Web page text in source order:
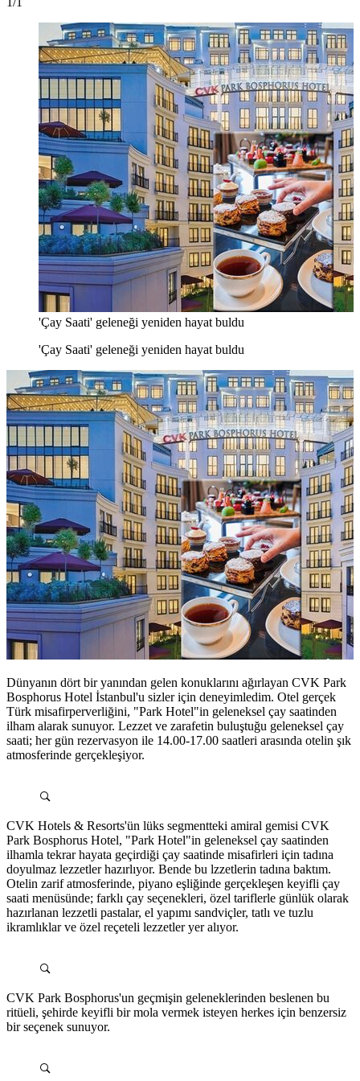
'Çay Saati' geleneği yeniden hayat buldu
'Çay Saati' geleneği yeniden hayat buldu
Dünyanın dört bir yanından gelen konuklarını ağırlayan CVK Park
Bosphorus Hotel İstanbul'u sizler için deneyimledim. Otel gerçek
Türk misafirperverliğini, "Park Hotel"in geleneksel çay saatinden
ilham alarak sunuyor. Lezzet ve zarafetin buluştuğu geleneksel çay
saati; her gün rezervasyon ile 14.00-17.00 saatleri arasında otelin şık
atmosferinde gerçekleşiyor.
CVK Hotels & Resorts'ün lüks segmentteki amiral gemisi CVK
Park Bosphorus Hotel, "Park Hotel"in geleneksel çay saatinden
ilhamla tekrar hayata geçirdiği çay saatinde misafirleri için tadına
doyulmaz lezzetler hazırlıyor. Bende bu lzzetlerin tadına baktım.
Otelin zarif atmosferinde, piyano eşliğinde gerçekleşen keyifli çay
saati menüsünde; farklı çay seçenekleri, özel tariflerle günlük olarak
hazırlanan lezzetli pastalar, el yapımı sandviçler, tatlı ve tuzlu
ikramlıklar ve özel reçeteli lezzetler yer alıyor.
CVK Park Bosphorus'un geçmişin geleneklerinden beslenen bu
ritüeli, şehirde keyifli bir mola vermek isteyen herkes için benzersiz
bir seçenek sunuyor.